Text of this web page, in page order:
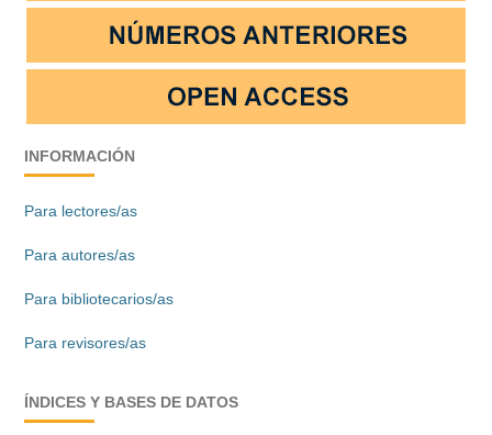
INFORMACIÓN
Para lectores/as
Para autores/as
Para bibliotecarios/as
Para revisores/as
ÍNDICES Y BASES DE DATOS